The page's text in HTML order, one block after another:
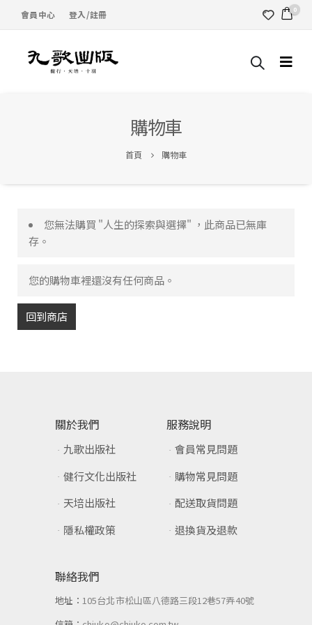
會員中心 登入/註冊 0
購物車
首頁 購物車
您無法購買 "人生的探索與選擇" ，此商品已無庫
存。
您的購物車裡還沒有任何商品。
回到商店
關於我們
九歌出版社
健行文化出版社
天培出版社
隱私權政策
服務說明
會員常見問題
購物常見問題
配送取貨問題
退換貨及退款
聯絡我們
地址：105台北市松山區八德路三段12巷57弄40號